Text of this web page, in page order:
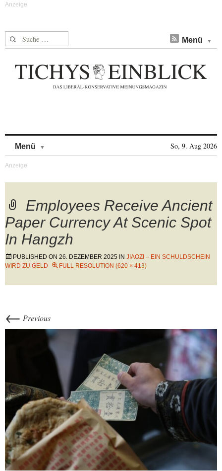
Suche nach: Menü
Menü So, 9. Aug 2026
Employees Receive Ancient
Paper Currency At Scenic Spot
In Hangzh
PUBLISHED ON 26. DEZEMBER 2025 IN JIAOZI – EIN SCHULDSCHEIN
WIRD ZU GELD
FULL RESOLUTION (620 × 413)
← Previous